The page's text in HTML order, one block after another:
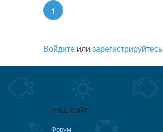
1
Войдите или зарегистрируйтесь
Наш сайт
Форум